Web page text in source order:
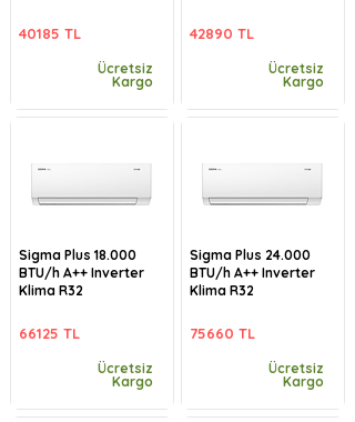
40185 TL
Ücretsiz
Kargo
Sigma Plus 18.000
BTU/h A++ Inverter
Klima R32
66125 TL
Ücretsiz
Kargo
42890 TL
Ücretsiz
Kargo
Sigma Plus 24.000
BTU/h A++ Inverter
Klima R32
75660 TL
Ücretsiz
Kargo